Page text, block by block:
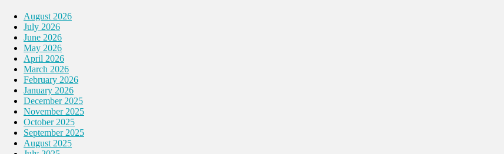
August 2026
July 2026
June 2026
May 2026
April 2026
March 2026
February 2026
January 2026
December 2025
November 2025
October 2025
September 2025
August 2025